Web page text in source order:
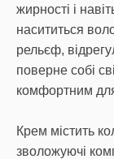
жирності і
насититься
рельєф,
поверне собі
комфортним
Крем містить
зволожуючі